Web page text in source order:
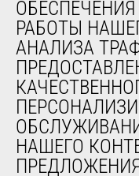
Система
Программное
обслуживания
Обучение
Подержанное
О НАС
Компания
РАБОТЫ
АНАЛИЗА
НАШЕГО